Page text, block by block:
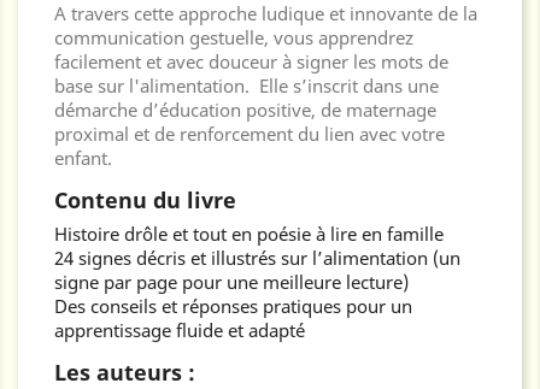
A travers cette approche ludique et innovante de la
communication gestuelle, vous apprendrez
facilement et avec douceur à signer les mots de
base sur l'alimentation. Elle s’inscrit dans une
démarche d’éducation positive, de maternage
proximal et de renforcement du lien avec votre
enfant.
Contenu du livre
Histoire drôle et tout en poésie à lire en famille
24 signes décris et illustrés sur l’alimentation (un
signe par page pour une meilleure lecture)
Des conseils et réponses pratiques pour un
apprentissage fluide et adapté
Les auteurs :